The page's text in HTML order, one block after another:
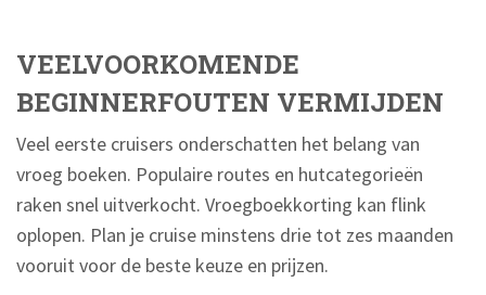
VEELVOORKOMENDE
BEGINNERFOUTEN VERMIJDEN
Veel eerste cruisers onderschatten het belang van
vroeg boeken. Populaire routes en hutcategorieën
raken snel uitverkocht. Vroegboekkorting kan flink
oplopen. Plan je cruise minstens drie tot zes maanden
vooruit voor de beste keuze en prijzen.